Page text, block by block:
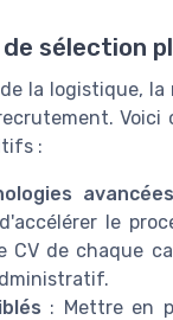
sélection
la logistique,
:
avancées
le
CV de chaque
: Mettre en